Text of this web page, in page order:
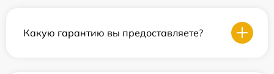
Какую гарантию вы предоставляете?